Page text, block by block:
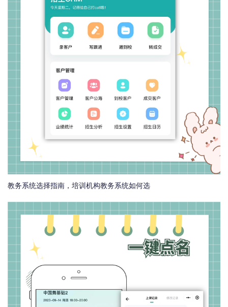
教务系统选择指南，培训机构教务系统如何选